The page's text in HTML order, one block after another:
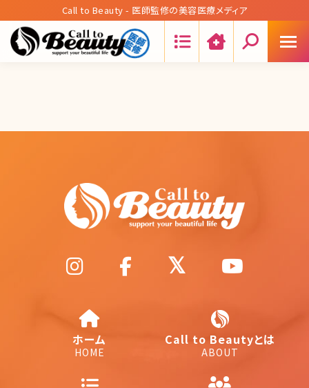
Call to Beauty - 医師監修の美容医療メディア
ホーム
HOME
Call to Beautyとは
ABOUT